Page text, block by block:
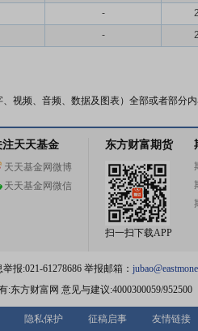
-
-
视频、音频、数据及图表）全部或者部分
注天天基金
天天基金网微博
天天基金网微信
东方财富期货
扫一扫下载APP
报:021-61278686 举报邮箱：
:东方财富网 意见与建议:4000300059/952500
隐私保护 征稿启事 友情链接